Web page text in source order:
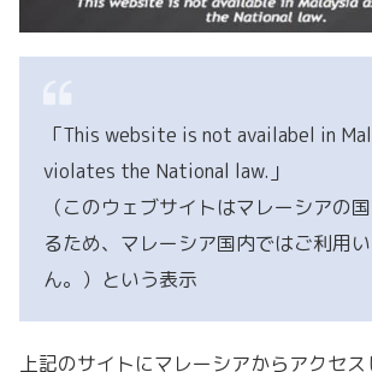
「This website is not availabel in
violates the National law.」
（このウェブサイトはマレーシアの
るため、マレーシア国内ではご利用
ん。）という表示
上記のサイトにマレーシアからアクセス